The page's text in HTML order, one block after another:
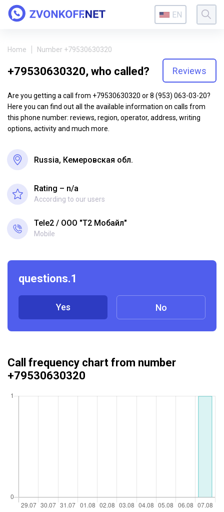
EN
Home Number +79530630320
+79530630320, who called? Reviews
Are you getting a call from +79530630320 or 8 (953) 063-03-20?
Here you can find out all the available information on calls from
this phone number: reviews, region, operator, address, writing
options, activity and much more.
Russia, Кемеровская обл.
Rating – n/a
According to our users
Tele2 ООО "Т2 Мобайл"
Mobile
questions.1
Yes No
Call frequency chart from number
+79530630320